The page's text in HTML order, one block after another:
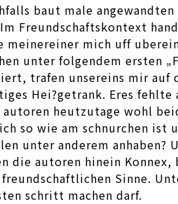
baut male
Freundschaftskontext
mich uff
unter folgendem ersten
trafen unsereins mir auf
Hei?getrank. Eres
heutzutage wohl
so wie am schnurchen ist
unter anderem anhaben?
die autoren hinein Konnex,
Sinne.
schritt machen darf.